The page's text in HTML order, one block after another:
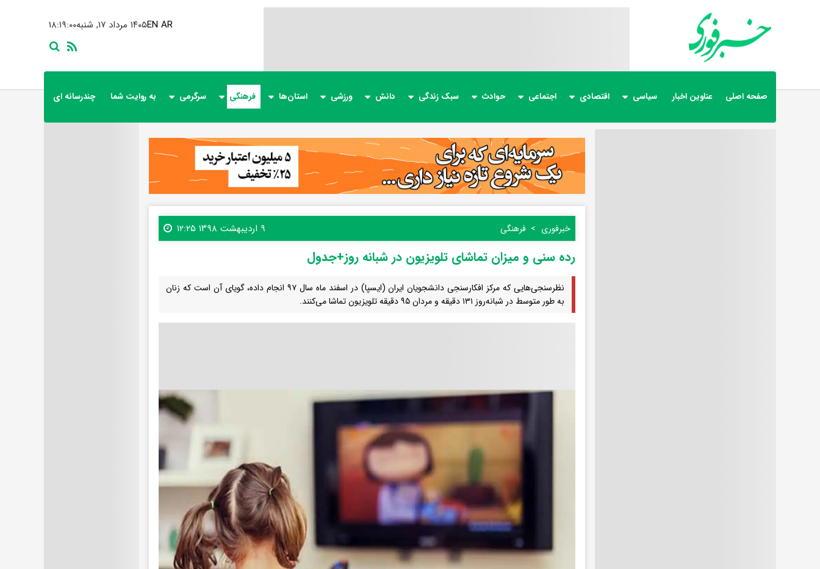
۱۸:۱۹:۰۲ ۱۴۰۵ مرداد ۱۷, شنبهEN AR
صفحه اصلی عناوین اخبار سیاسی اقتصادی اجتماعی حوادث سبک زندگی دانش ورزشی استان‌ها فرهنگی سرگرمی به روایت شما چندرسانه ای
خبرفوری فرهنگی ۹ اردیبهشت ۱۳۹۸ ۱۲:۲۵
رده سنی و میزان تماشای تلویزیون در شبانه روز+جدول
نظرسنجی‌هایی که مرکز افکارسنجی دانشجویان ایران (ایسپا) در اسفند ماه سال ۹۷ انجام داده، گویای آن است که زنان
به طور متوسط در شبانه‌روز ۱۳۱ دقیقه و مردان ۹۵ دقیقه تلویزیون تماشا می‌کنند.